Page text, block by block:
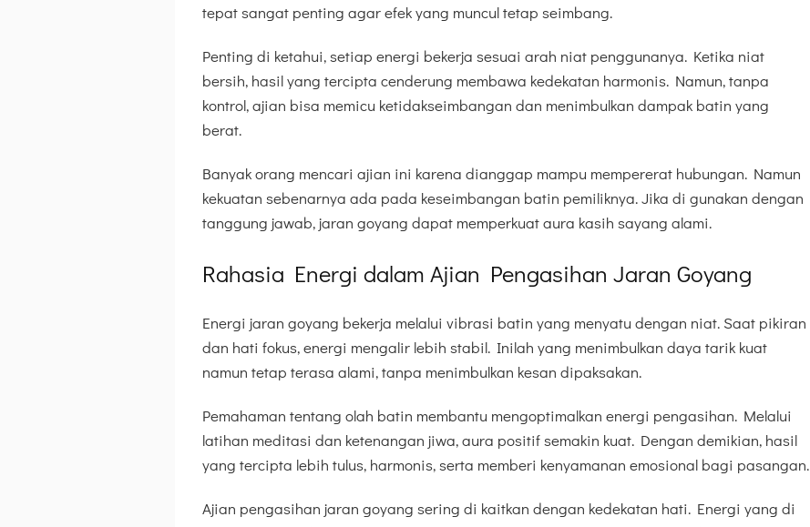
tepat sangat penting agar efek yang muncul tetap seimbang.
Penting di ketahui, setiap energi bekerja sesuai arah niat penggunanya. Ketika niat
bersih, hasil yang tercipta cenderung membawa kedekatan harmonis. Namun, tanpa
kontrol, ajian bisa memicu ketidakseimbangan dan menimbulkan dampak batin yang
berat.
Banyak orang mencari ajian ini karena dianggap mampu mempererat hubungan. Namun
kekuatan sebenarnya ada pada keseimbangan batin pemiliknya. Jika di gunakan dengan
tanggung jawab, jaran goyang dapat memperkuat aura kasih sayang alami.
Rahasia Energi dalam Ajian Pengasihan Jaran Goyang
Energi jaran goyang bekerja melalui vibrasi batin yang menyatu dengan niat. Saat pikiran
dan hati fokus, energi mengalir lebih stabil. Inilah yang menimbulkan daya tarik kuat
namun tetap terasa alami, tanpa menimbulkan kesan dipaksakan.
Pemahaman tentang olah batin membantu mengoptimalkan energi pengasihan. Melalui
latihan meditasi dan ketenangan jiwa, aura positif semakin kuat. Dengan demikian, hasil
yang tercipta lebih tulus, harmonis, serta memberi kenyamanan emosional bagi pasangan.
Ajian pengasihan jaran goyang sering di kaitkan dengan kedekatan hati. Energi yang di